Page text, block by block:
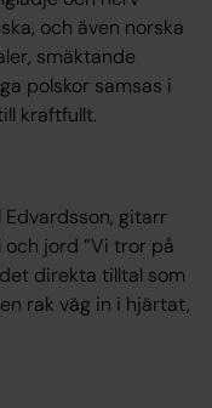
och även norska
smäktande
polskor samsas i
kraftfullt.
Edvardsson, gitarr
jord ”Vi tror på
direkta tilltal som
rak väg in i hjärtat,